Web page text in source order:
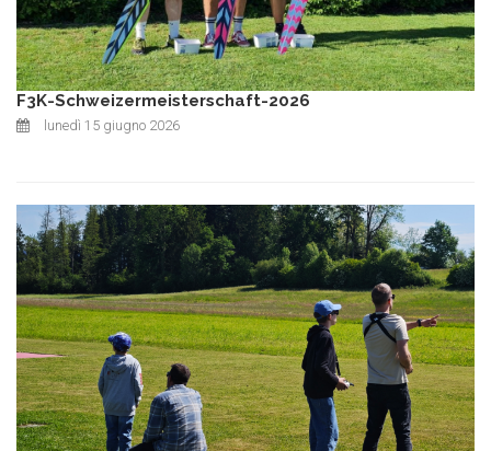
F3K-Schweizermeisterschaft-2026
lunedì 15 giugno 2026